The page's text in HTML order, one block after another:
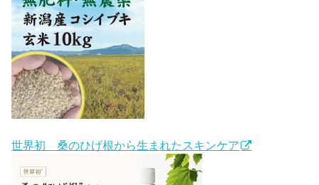
世界初 桑のひげ根から生まれたスキンケア